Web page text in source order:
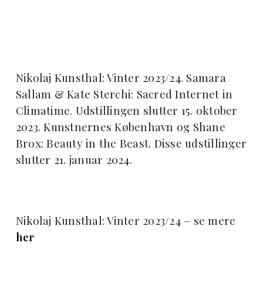
Nikolaj Kunsthal: Vinter 2023/24. Samara
Sallam & Kate Sterchi: Sacred Internet in
Climatime. Udstillingen slutter 15. oktober
2023. Kunstnernes København og Shane
Brox: Beauty in the Beast. Disse udstillinger
slutter 21. januar 2024.
Nikolaj Kunsthal: Vinter 2023/24 – se mere
her